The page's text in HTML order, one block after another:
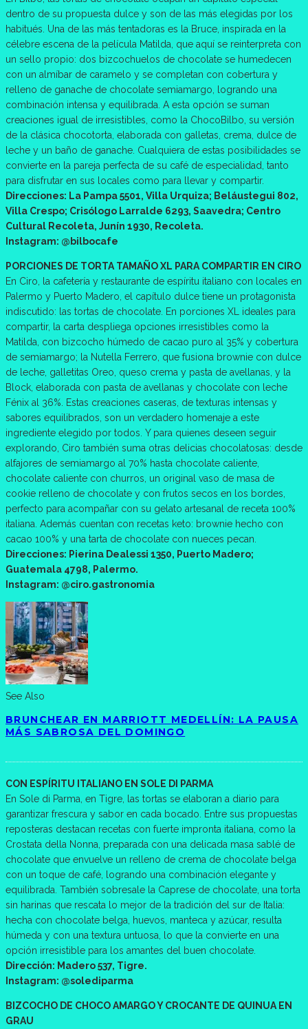
dentro de su propuesta dulce y son de las más elegidas por los
habitués. Una de las más tentadoras es la Bruce, inspirada en la
célebre escena de la película Matilda, que aquí se reinterpreta con
un sello propio: dos bizcochuelos de chocolate se humedecen
con un almíbar de caramelo y se completan con cobertura y
relleno de ganache de chocolate semiamargo, logrando una
combinación intensa y equilibrada. A esta opción se suman
creaciones igual de irresistibles, como la ChocoBilbo, su versión
de la clásica chocotorta, elaborada con galletas, crema, dulce de
leche y un baño de ganache. Cualquiera de estas posibilidades se
convierte en la pareja perfecta de su café de especialidad, tanto
para disfrutar en sus locales como para llevar y compartir.
Direcciones: La Pampa 5501, Villa Urquiza; Beláustegui 802,
Villa Crespo; Crisólogo Larralde 6293, Saavedra; Centro
Cultural Recoleta, Junín 1930, Recoleta.
Instagram: @bilbocafe
PORCIONES DE TORTA TAMAÑO XL PARA COMPARTIR EN CIRO
En Ciro, la cafetería y restaurante de espíritu italiano con locales en
Palermo y Puerto Madero, el capítulo dulce tiene un protagonista
indiscutido: las tortas de chocolate. En porciones XL ideales para
compartir, la carta despliega opciones irresistibles como la
Matilda, con bizcocho húmedo de cacao puro al 35% y cobertura
de semiamargo; la Nutella Ferrero, que fusiona brownie con dulce
de leche, galletitas Oreo, queso crema y pasta de avellanas, y la
Block, elaborada con pasta de avellanas y chocolate con leche
Fénix al 36%. Estas creaciones caseras, de texturas intensas y
sabores equilibrados, son un verdadero homenaje a este
ingrediente elegido por todos. Y para quienes deseen seguir
explorando, Ciro también suma otras delicias chocolatosas: desde
alfajores de semiamargo al 70% hasta chocolate caliente,
chocolate caliente con churros, un original vaso de masa de
cookie relleno de chocolate y con frutos secos en los bordes,
perfecto para acompañar con su gelato artesanal de receta 100%
italiana. Además cuentan con recetas keto: brownie hecho con
cacao 100% y una tarta de chocolate con nueces pecan.
Direcciones: Pierina Dealessi 1350, Puerto Madero;
Guatemala 4798, Palermo.
Instagram: @ciro.gastronomia
See Also
BRUNCHEAR EN MARRIOTT MEDELLÍN: LA PAUSA
MÁS SABROSA DEL DOMINGO
CON ESPÍRITU ITALIANO EN SOLE DI PARMA
En Sole di Parma, en Tigre, las tortas se elaboran a diario para
garantizar frescura y sabor en cada bocado. Entre sus propuestas
reposteras destacan recetas con fuerte impronta italiana, como la
Crostata della Nonna, preparada con una delicada masa sablé de
chocolate que envuelve un relleno de crema de chocolate belga
con un toque de café, logrando una combinación elegante y
equilibrada. También sobresale la Caprese de chocolate, una torta
sin harinas que rescata lo mejor de la tradición del sur de Italia:
hecha con chocolate belga, huevos, manteca y azúcar, resulta
húmeda y con una textura untuosa, lo que la convierte en una
opción irresistible para los amantes del buen chocolate.
Dirección: Madero 537, Tigre.
Instagram: @solediparma
BIZCOCHO DE CHOCO AMARGO Y CROCANTE DE QUINUA EN
GRAU